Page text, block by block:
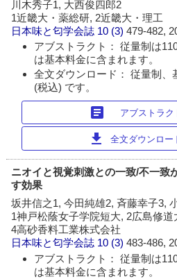
川木秀子1, 大西俊四郎2
1近畿大・薬総研, 2近畿大・理工
日本味と匂学会誌 10 (3)479-482,
アブストラクト： 従量制は
は基本料金に含まれます。
全文ダウンロード： 従量制、
(税込) です。
article アブストラク
download 全文ダウンロー
ニオイと視覚刺激との一致/不一致
す効果
坂井信之1, 今田純雄2, 斉藤幸子3,
1神戸松蔭女子学院短大, 2広島修
4高砂香料工業株式会社
日本味と匂学会誌 10 (3)483-486,
アブストラクト： 従量制は
は基本料金に含まれます。